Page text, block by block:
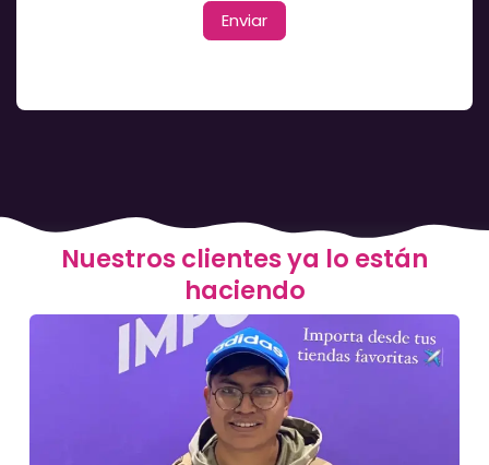
Enviar
Nuestros clientes ya lo están
haciendo